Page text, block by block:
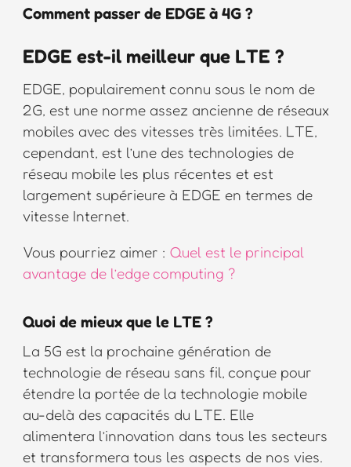
Comment passer de EDGE à 4G ?
EDGE est-il meilleur que LTE ?
EDGE, populairement connu sous le nom de
2G, est une norme assez ancienne de réseaux
mobiles avec des vitesses très limitées. LTE,
cependant, est l’une des technologies de
réseau mobile les plus récentes et est
largement supérieure à EDGE en termes de
vitesse Internet.
Vous pourriez aimer : Quel est le principal
avantage de l’edge computing ?
Quoi de mieux que le LTE ?
La 5G est la prochaine génération de
technologie de réseau sans fil, conçue pour
étendre la portée de la technologie mobile
au-delà des capacités du LTE. Elle
alimentera l’innovation dans tous les secteurs
et transformera tous les aspects de nos vies.